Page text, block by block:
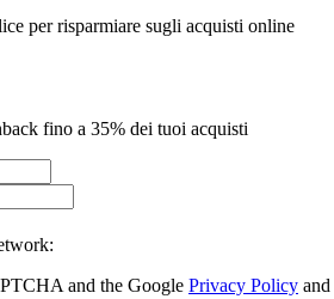
per risparmiare sugli acquisti online
fino a 35% dei tuoi acquisti
and the Google Privacy Policy and